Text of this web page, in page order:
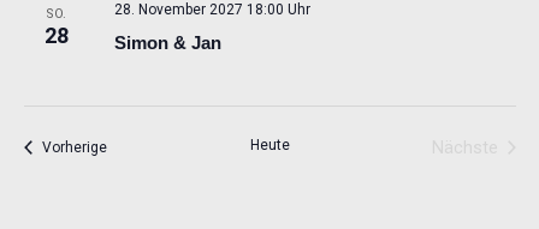
SO.
28 Simon & Jan
28. November 2027 18:00 Uhr
VorherigeVeranstaltungen Heute